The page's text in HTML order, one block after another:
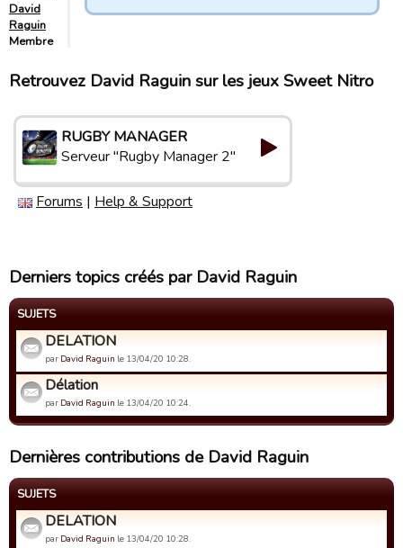
David
Raguin
Membre
Retrouvez David Raguin sur les jeux Sweet Nitro
RUGBY MANAGER
Serveur "Rugby Manager 2"
Forums | Help & Support
Derniers topics créés par David Raguin
SUJETS
DELATION
par David Raguin le 13/04/20 10:28.
Délation
par David Raguin le 13/04/20 10:24.
Dernières contributions de David Raguin
SUJETS
DELATION
par David Raguin le 13/04/20 10:28.